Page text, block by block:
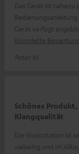
Das Gerät ist
Gerät verfügt
Komplette
Peter M.
Schönes
Klangqualität
Die Musicstation ist
vielseitig und im